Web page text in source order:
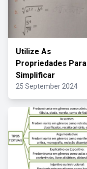
Utilize As
Propriedades Para
Simplificar
25 September 2024